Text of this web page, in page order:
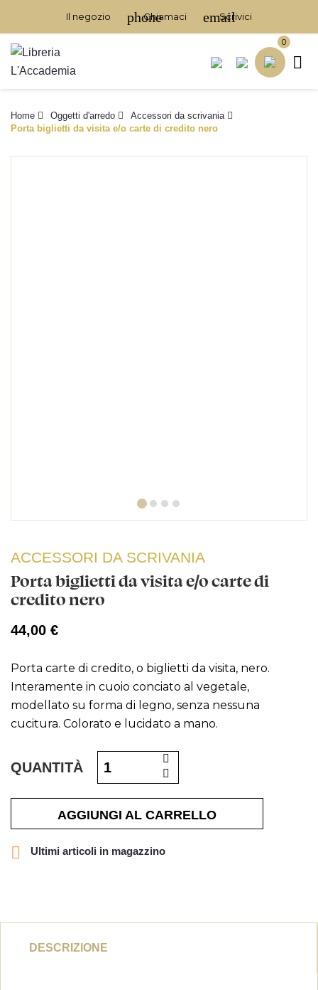
Il negozio phone
Chiamaci email
Scrivici

0
Home Oggetti d'arredo
Accessori da scrivania
Porta biglietti da visita e/o carte di credito nero
ACCESSORI DA SCRIVANIA
Porta biglietti da visita e/o carte di
credito nero
44,00 €
Porta carte di credito, o biglietti da visita, nero.
Interamente in cuoio conciato al vegetale,
modellato su forma di legno, senza nessuna
cucitura. Colorato e lucidato a mano.
QUANTITÀ
AGGIUNGI AL CARRELLO
 Ultimi articoli in magazzino
DESCRIZIONE